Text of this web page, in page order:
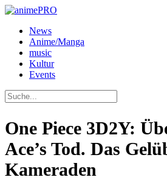
News
Anime/Manga
music
Kultur
Events
One Piece 3D2Y:
Ace’s Tod. Das
Kameraden